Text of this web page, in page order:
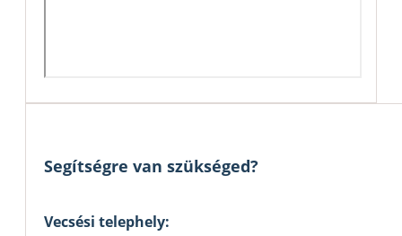
Segítségre van szükséged?
Vecsési telephely: